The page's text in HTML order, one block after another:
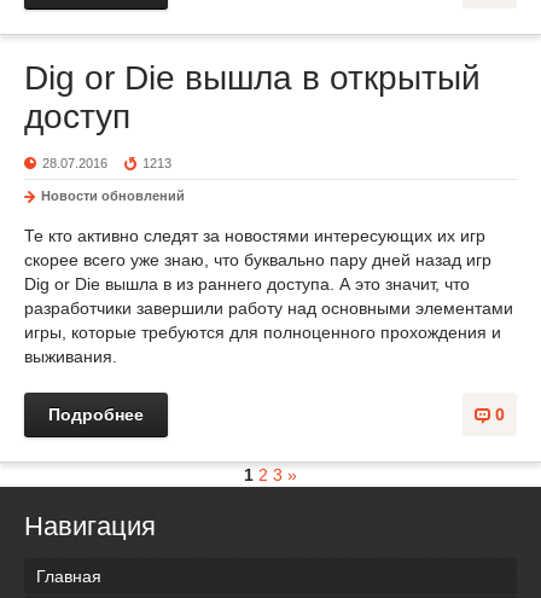
Dig or Die вышла в открытый
доступ
28.07.2016 1213
Новости обновлений
Те кто активно следят за новостями интересующих их игр
скорее всего уже знаю, что буквально пару дней назад игр
Dig or Die вышла в из раннего доступа. А это значит, что
разработчики завершили работу над основными элементами
игры, которые требуются для полноценного прохождения и
выживания.
0
Подробнее
1 2 3 »
Навигация
Главная